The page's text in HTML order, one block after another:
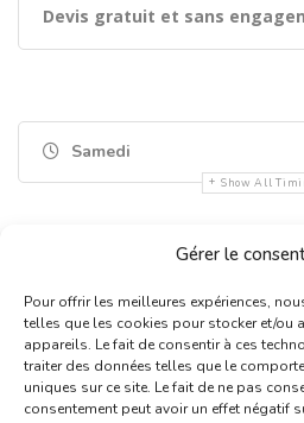
Gérer le
Pour offrir les meilleures expériences,
telles que les cookies pour stocker et/ou
appareils. Le fait de consentir à ces
traiter des données telles que le
uniques sur ce site. Le fait de ne pas
consentement peut avoir un effet négatif
Devis gratuit et sans
Samedi
Show All
Inscription